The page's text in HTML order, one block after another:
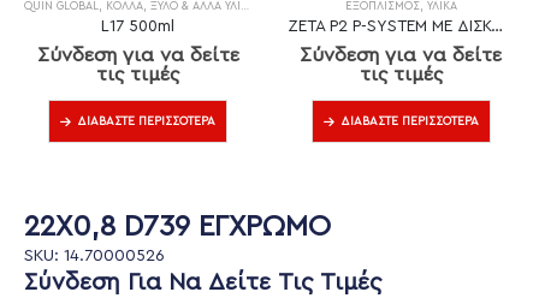
QUIN GLOBAL, ΚΌΛΛΑ,ΞΎΛΟ & ΆΛΛΑ ΥΛΙΚΆ
L17 500ml
Σύνδεση για να δείτε
τις τιμές
ΔΙΑΒΆΣΤΕ ΠΕΡΙΣΣΌΤΕΡΑ
ΕΞΟΠΛΙΣΜΌΣ, ΥΛΙΚΆ
ZETA P2 P-SYSTEM ΜΕ ΔΙΣΚΟ DP (ΔΙΑΜΑΝΤΙ)
Σύνδεση για να δείτε
τις τιμές
ΔΙΑΒΆΣΤΕ ΠΕΡΙΣΣΌΤΕΡΑ
22X0,8 D739 ΕΓΧΡΩΜΟ
SKU: 14.70000526
Σύνδεση Για Να Δείτε Τις Τιμές